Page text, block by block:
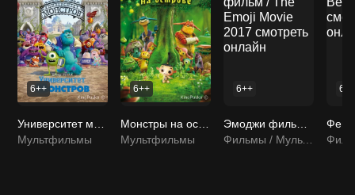
6++
Мультфильмы
6++
Мультфильмы
6++
Фильмы / Мультфильмы / Мультсериалы
6++